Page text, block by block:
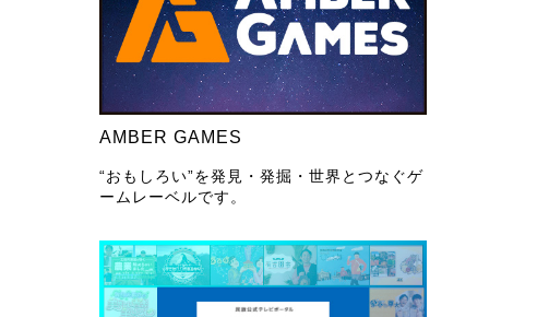
AMBER GAMES
“おもしろい”を発見・発掘・世界とつなぐゲ
ームレーベルです。